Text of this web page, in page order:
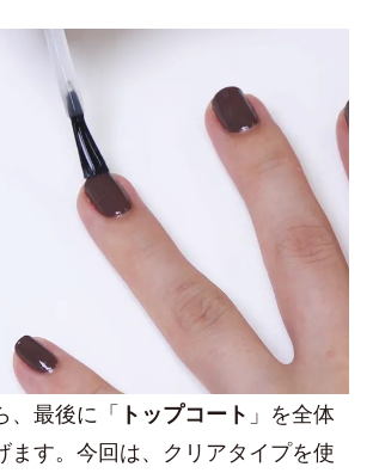
、最後に「 トップコート 」を全体
ます。今回は、クリアタイプを使